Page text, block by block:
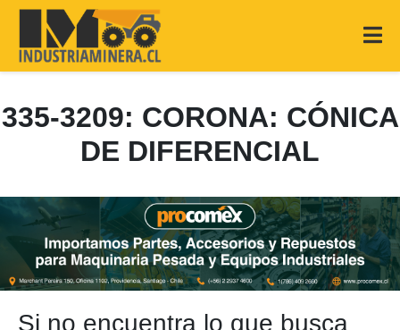
335-3209: CORONA: CÓNICA
DE DIFERENCIAL
Si no encuentra lo que busca